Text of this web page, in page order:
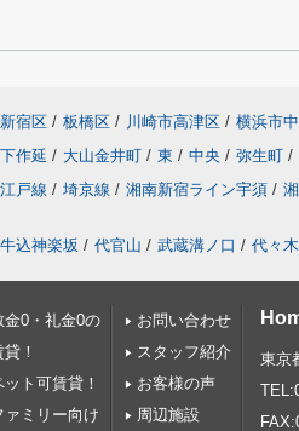
新宿区 / 板橋区 / 川崎市高津区 / 横浜市
下作延 / 大山金井町 / 東 / 中央 / 弥生町 /
戸線 / 埼京線 / 湘南新宿ライン宇須 /
牛込神楽坂 / 代官山 / 武蔵溝ノ口 / 代々木
金0・礼金0の
貸！
ット可賃貸！
ァミリー向け
お問い合わせ
スタッフ紹介
お客様の声
周辺施設
東京